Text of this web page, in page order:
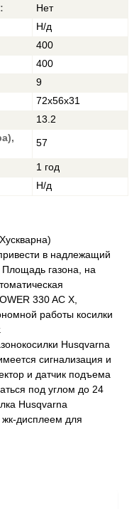
Нет
Н/д
400
400
9
72x56x31
13.2
57
1 год
Н/д
в надлежащий
Площадь газона, на
330 AC X,
работы косилки
Husqvarna
сигнализация и
и датчик подъема
под углом до 24
Husqvarna
дисплеем для